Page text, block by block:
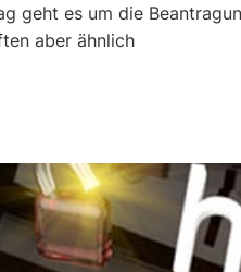
geht es um die
aber ähnlich